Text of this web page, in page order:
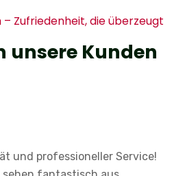
Zufriedenheit, die überzeugt
unsere Kunden
und professioneller Service!